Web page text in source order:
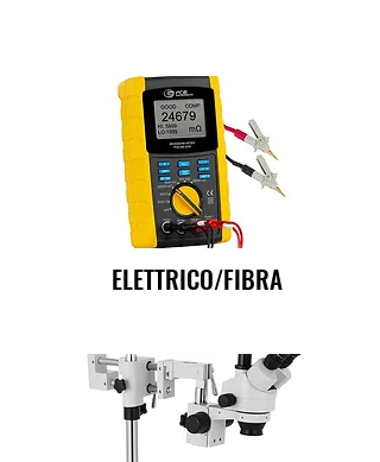
ELETTRICO/FIBRA